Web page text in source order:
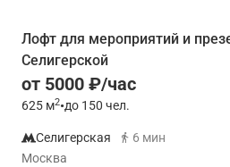
Лофт для мероприятий и
Селигерской
от 5000 ₽/час
625 м2•до 150 чел.
Селигерская
6 мин
Москва